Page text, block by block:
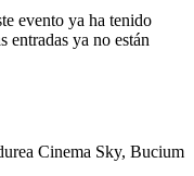
evento ya ha tenido
entradas ya no están
Cinema Sky, Bucium